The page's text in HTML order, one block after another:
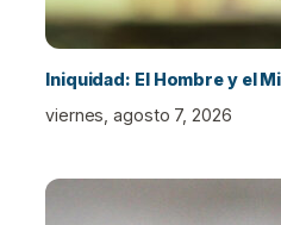
Iniquidad: El Hombre y el
viernes, agosto 7, 2026